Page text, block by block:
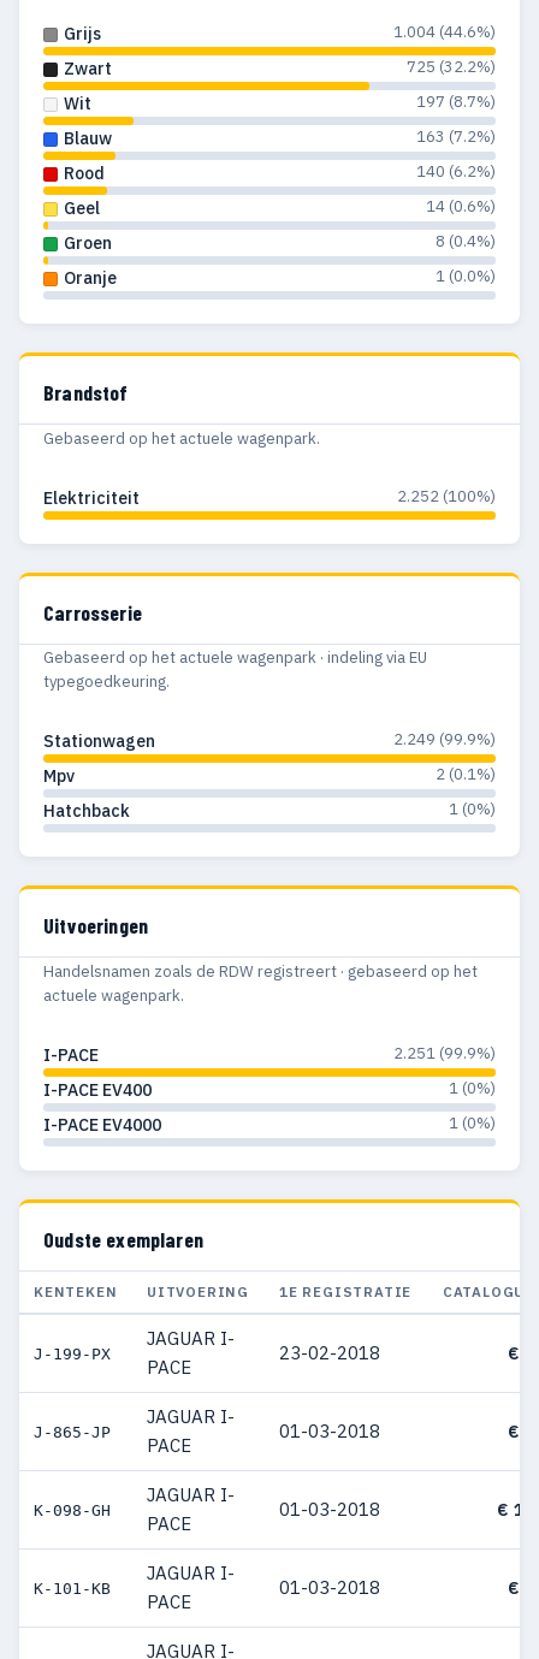
Grijs 1.004 (44.6%)
Zwart 725 (32.2%)
Wit 197 (8.7%)
Blauw 163 (7.2%)
Rood 140 (6.2%)
Geel 14 (0.6%)
Groen 8 (0.4%)
Oranje 1 (0.0%)
Brandstof
Gebaseerd op het actuele wagenpark.
Elektriciteit 2.252 (100%)
Carrosserie
Gebaseerd op het actuele wagenpark · indeling via EU
typegoedkeuring.
Stationwagen 2.249 (99.9%)
Mpv 2 (0.1%)
Hatchback 1 (0%)
Uitvoeringen
Handelsnamen zoals de RDW registreert · gebaseerd op het
actuele wagenpark.
I-PACE 2.251 (99.9%)
I-PACE EV400 1 (0%)
I-PACE EV4000 1 (0%)
Oudste exemplaren
KENTEKEN UITVOERING 1E REGISTRATIE
J-199-PX
JAGUAR I-
PACE
23-02-2018 €
J-865-JP
JAGUAR I-
PACE
01-03-2018 €
K-098-GH
JAGUAR I-
PACE
01-03-2018 €
K-101-KB
JAGUAR I-
PACE
01-03-2018 €
JAGUAR I-